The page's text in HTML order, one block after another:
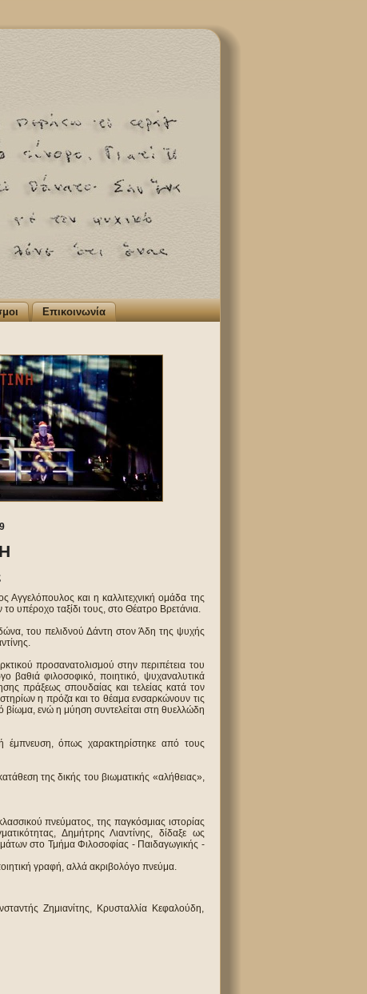
Επικοινωνία
και η καλλιτεχνική ομάδα της
υπέροχο ταξίδι τους, στο Θέατρο Βρετάνια.
του πελιδνού Δάντη στον Άδη της ψυχής
προσανατολισμού στην περιπέτεια του
φιλοσοφικό, ποιητικό, ψυχαναλυτικά
πράξεως σπουδαίας και τελείας κατά τον
η πρόζα και το θέαμα ενσαρκώνουν τις
ενώ η μύηση συντελείται στη θυελλώδη
έμπνευση, όπως χαρακτηρίστηκε από τους
της δικής του βιωματικής «αλήθειας»,
πνεύματος, της παγκόσμιας ιστορίας
Δημήτρης Λιαντίνης, δίδαξε ως
στο Τμήμα Φιλοσοφίας - Παιδαγωγικής -
γραφή, αλλά ακριβολόγο πνεύμα.
Ζημιανίτης, Κρυσταλλία Κεφαλούδη,